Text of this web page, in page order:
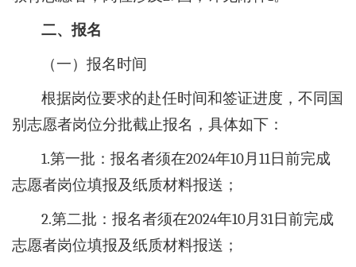
二、报名
（一）报名时间
根据岗位要求的赴任时间和签证进度，不同国
别志愿者岗位分批截止报名，具体如下：
1.第一批：报名者须在2024年10月11日前完成
志愿者岗位填报及纸质材料报送；
2.第二批：报名者须在2024年10月31日前完成
志愿者岗位填报及纸质材料报送；